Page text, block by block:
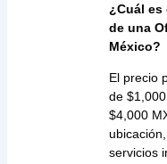
¿Cuál es
de una
México?
El precio
de
$4,000
servicios